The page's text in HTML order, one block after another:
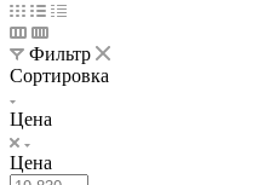
Фильтр
Сортировка
Цена
Цена